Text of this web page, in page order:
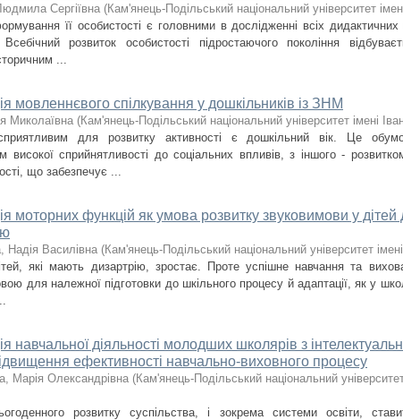
Сергіївна (Кам'янець-Подільський національний університет
її особистості є головними в дослідженні всіх дидактичних
розвиток особистості підростаючого покоління
...
мовленнєвого спілкування у дошкільників із ЗНМ
Миколаївна (Кам'янець-Подільський національний університет імені
для розвитку активності є дошкільний вік. Це
високої сприйнятливості до соціальних впливів, з іншого -
що забезпечує ...
моторних функцій як умова розвитку звуковимови у дітей
Надія Василівна (Кам'янець-Подільський національний університет
які мають дизартрію, зростає. Проте успішне навчання та
для належної підготовки до шкільного процесу й адаптації, як у
навчальної діяльності молодших школярів з
ефективності навчально-виховного процесу
Марія Олександрівна (Кам'янець-Подільський національний
розвитку суспільства, і зокрема системи освіти,